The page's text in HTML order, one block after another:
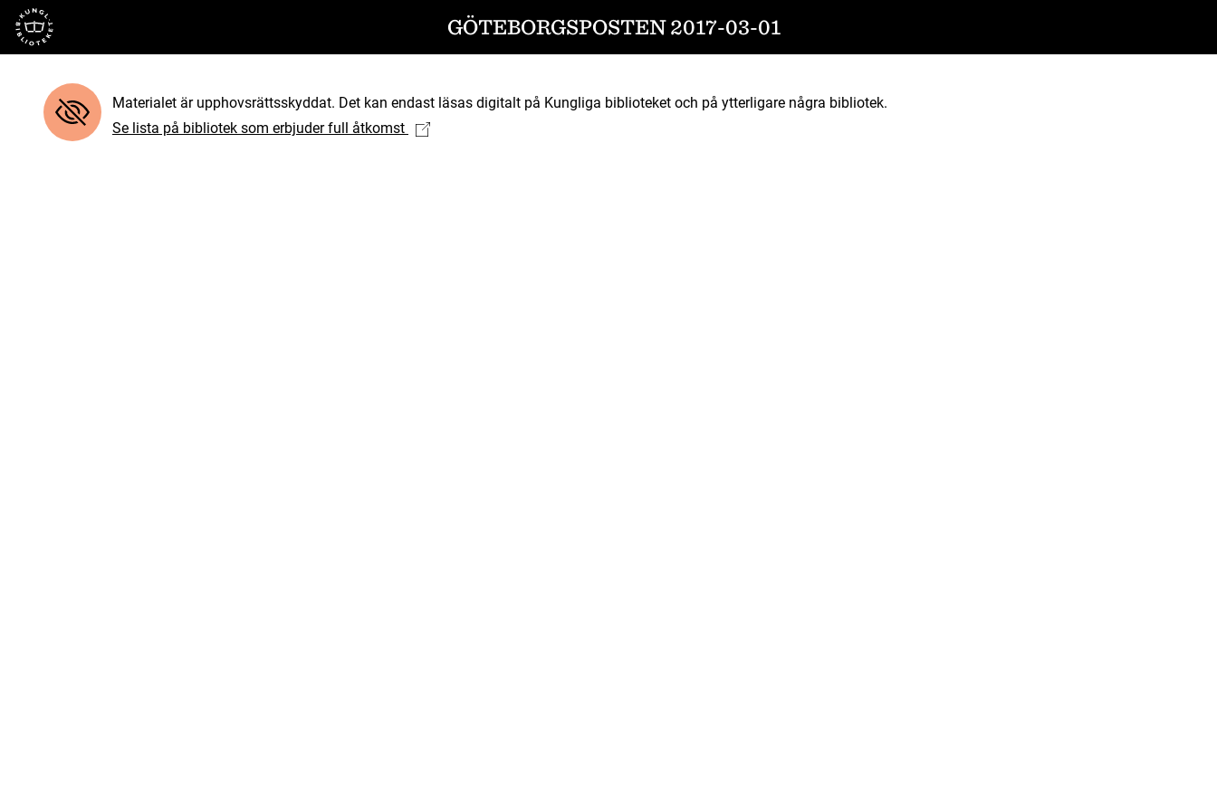
Till startsidan GÖTEBORGSPOSTEN 2017-03-01
Materialet är upphovsrättsskyddat. Det kan endast läsas digitalt på Kungliga biblioteket och på ytterligare några bibliotek.
Se lista på bibliotek som erbjuder full åtkomst